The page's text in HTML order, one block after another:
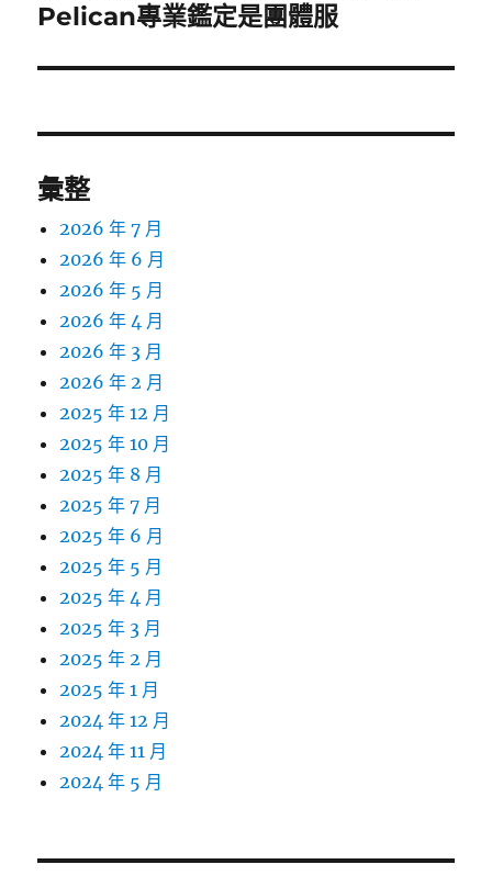
一
文
Pelican專業鑑定是團體服
彙整
2026 年 7 月
2026 年 6 月
2026 年 5 月
2026 年 4 月
2026 年 3 月
2026 年 2 月
2025 年 12 月
2025 年 10 月
2025 年 8 月
2025 年 7 月
2025 年 6 月
2025 年 5 月
2025 年 4 月
2025 年 3 月
2025 年 2 月
2025 年 1 月
2024 年 12 月
2024 年 11 月
2024 年 5 月